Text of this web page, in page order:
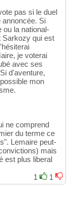
pas si le duel
annoncée. Si
ou la national-
Sarkozy qui est
je voterai
avec ses
d'aventure,
mon
ne comprend
du terme ce
Lemaire peut-
mais
est plus liberal
1
1